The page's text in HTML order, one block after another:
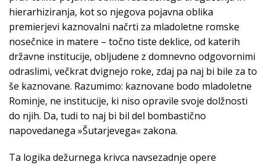
hierarhiziranja, kot so njegova pojavna oblika
premierjevi kaznovalni načrti za mladoletne romske
nosečnice in matere – točno tiste deklice, od katerih
državne institucije, obljudene z domnevno odgovornimi
odraslimi, večkrat dvignejo roke, zdaj pa naj bi bile za to
še kaznovane. Razumimo: kaznovane bodo mladoletne
Rominje, ne institucije, ki niso opravile svoje dolžnosti
do njih. Da, tudi to naj bi bil del bombastično
napovedanega »Šutarjevega« zakona.
Ta logika dežurnega krivca navsezadnje opere